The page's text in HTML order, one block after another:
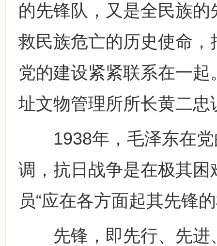
的先锋队，又是全民族
救民族危亡的历史使命
党的建设紧紧联系在一
址文物管理所所长黄二忠
1938年，毛泽东在党
调，抗日战争是在极其
员“应在各方面起其先锋
先锋，即先行、先进